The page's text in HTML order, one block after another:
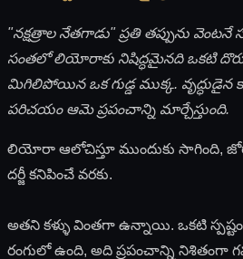
"నక్షత్రాల నేతగాడు" ప్రతి తప్పును వెంటనే
సంతలో లియోరాకు నిషిద్ధమైనది ఒకటి
మిగిలిపోయిన ఒక గుడ్డ ముక్క.
పరిచయం ఆమె ప్రపంచాన్ని మార్చేస్తుంది.
లియోరా ఆలోచిస్తూ ముందుకు సాగింది,
దర్జీ కనిపించే వరకు.
అతని కళ్ళు వింతగా ఉన్నాయి. ఒకటి
రంగులో ఉంది, అది ప్రపంచాన్ని నిశితంగా